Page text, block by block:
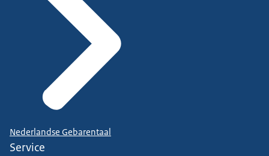
Nederlandse Gebarentaal
Service